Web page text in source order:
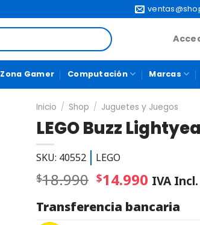
Zona Gamer Computación Marcas
Inicio / Shop / Juguetes y Juegos
LEGO Buzz
SKU: 40552 LEGO
$18.990 $14.990 IVA Incl.
Transferencia bancaria